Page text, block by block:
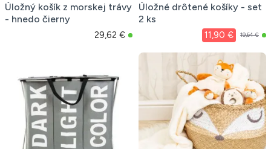
Úložný košík z morskej trávy
- hnedo čierny
29,62 €
Úložné drôtené košíky - set
2 ks
11,90 € 19,64 €